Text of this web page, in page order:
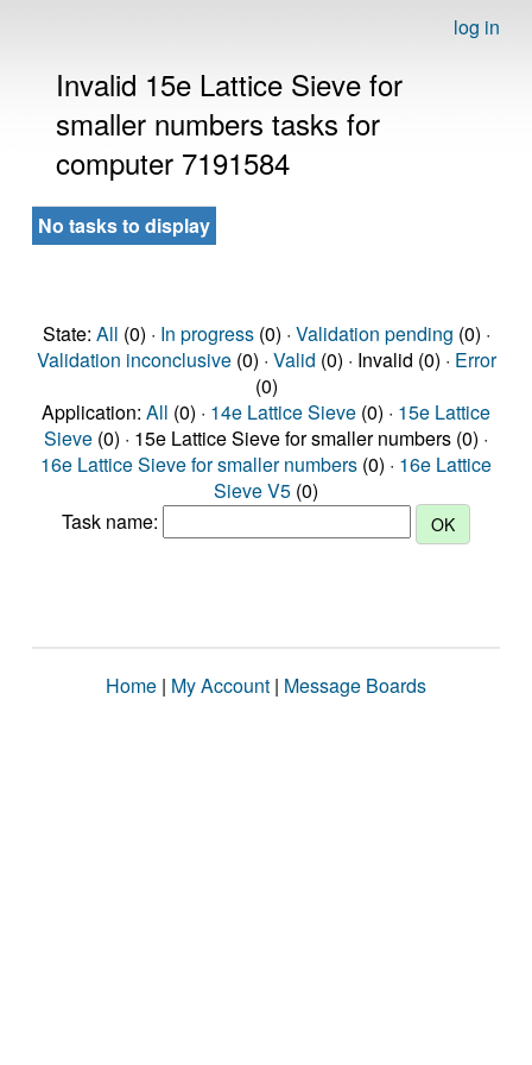
log in
Invalid 15e Lattice Sieve for
smaller numbers tasks for
computer 7191584
No tasks to display
State: All (0) · In progress(0) · Validation pending (0) ·
Validation inconclusive(0) · Valid (0) · Invalid (0) · Error
(0)
Application: All (0) · 14e Lattice Sieve (0) · 15e Lattice
Sieve (0) · 15e Lattice Sieve for smaller numbers (0) ·
16e Lattice Sieve for smaller numbers (0) · 16e Lattice
Sieve V5 (0)
Task name:
Home | My Account | Message Boards